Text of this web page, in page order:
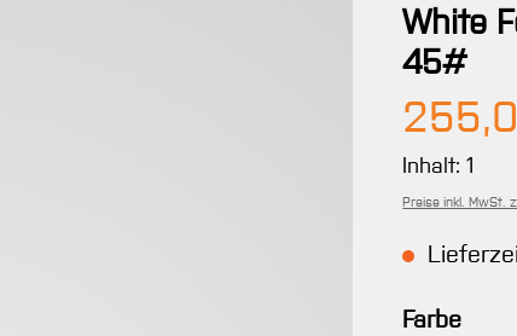
White
45#
Regulärer
Inhalt:1
Preise inkl. MwSt.
Farbe